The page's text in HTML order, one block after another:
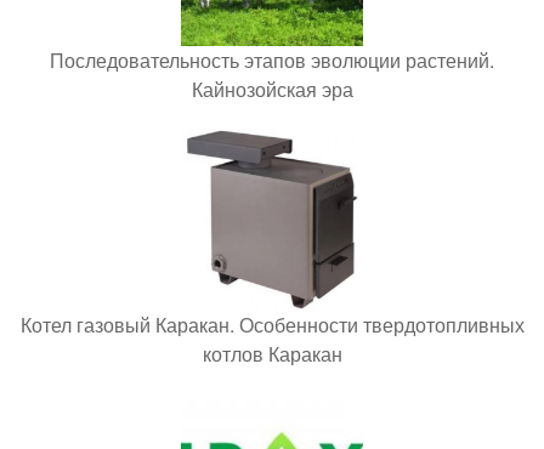
Последовательность этапов эволюции растений.
Кайнозойская эра
Котел газовый Каракан. Особенности твердотопливных
котлов Каракан